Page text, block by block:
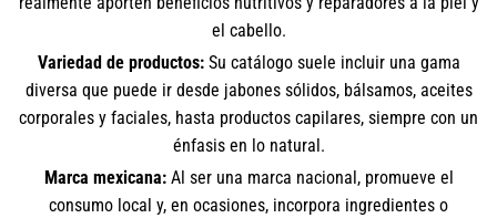
el cabello.
Variedad de productos:Su catálogo suele incluir una gama
diversa que puede ir desde jabones sólidos, bálsamos, aceites
corporales y faciales, hasta productos capilares, siempre con un
énfasis en lo natural.
Marca mexicana:Al ser una marca nacional, promueve el
consumo local y, en ocasiones, incorpora ingredientes o